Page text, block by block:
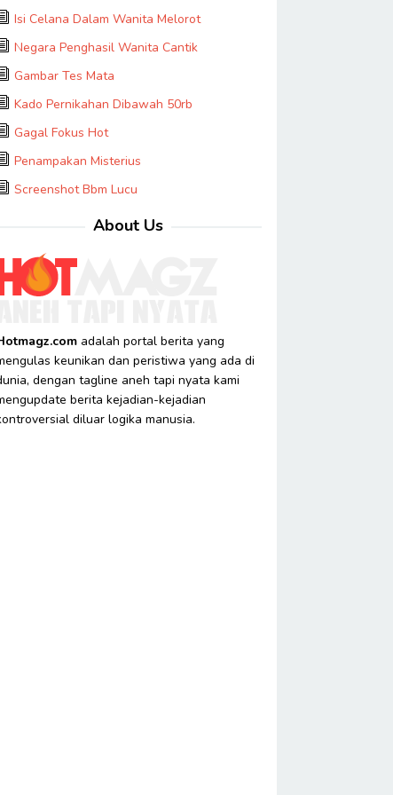
Isi Celana Dalam Wanita Melorot
Negara Penghasil Wanita Cantik
Gambar Tes Mata
Kado Pernikahan Dibawah 50rb
Gagal Fokus Hot
Penampakan Misterius
Screenshot Bbm Lucu
About Us
adalah portal berita yang
keunikan dan peristiwa yang ada di
dengan tagline aneh tapi nyata kami
berita kejadian-kejadian
diluar logika manusia.